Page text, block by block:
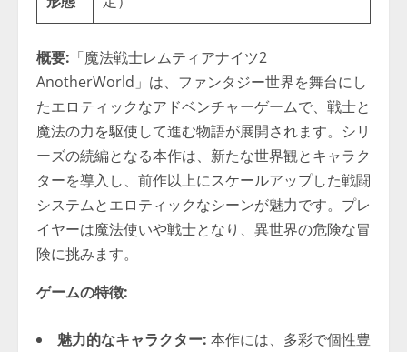
概要: 「魔法戦士レムティアナイツ2
AnotherWorld」は、ファンタジー世界を舞台にし
たエロティックなアドベンチャーゲームで、戦士と
魔法の力を駆使して進む物語が展開されます。シリ
ーズの続編となる本作は、新たな世界観とキャラク
ターを導入し、前作以上にスケールアップした戦闘
システムとエロティックなシーンが魅力です。プレ
イヤーは魔法使いや戦士となり、異世界の危険な冒
険に挑みます。
ゲームの特徴:
魅力的なキャラクター: 本作には、多彩で個性豊